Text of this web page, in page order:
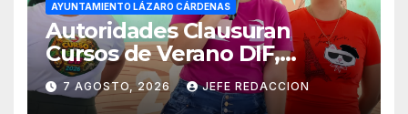
AYUNTAMIENTO LÁZARO CÁRDENAS
Autoridades Clausuran
Cursos de Verano DIF,
Seguridad Pública y Casa de
Cultura 2026
7 AGOSTO, 2026 JEFE REDACCION